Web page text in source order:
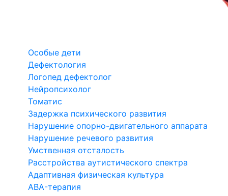
Особые дети
Дефектология
Логопед дефектолог
Нейропсихолог
Томатис
Задержка психического развития
Нарушение опорно-двигательного аппарата
Нарушение речевого развития
Умственная отсталость
Расстройства аутистического спектра
Адаптивная физическая культура
ABA-терапия